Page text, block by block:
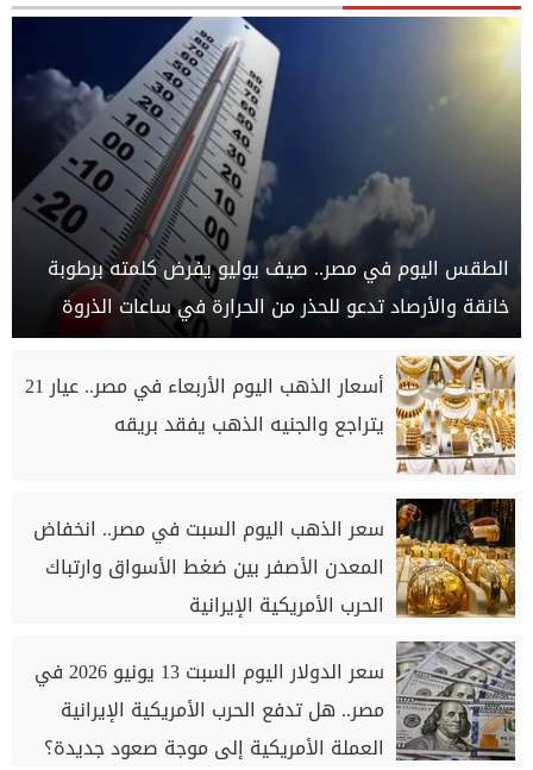
الطقس اليوم في مصر.. صيف يوليو يفرض كلمته برطوبة
خانقة والأرصاد تدعو للحذر من الحرارة في ساعات الذروة
أسعار الذهب اليوم الأربعاء في مصر.. عيار 21
يتراجع والجنيه الذهب يفقد بريقه
سعر الذهب اليوم السبت في مصر.. انخفاض
المعدن الأصفر بين ضغط الأسواق وارتباك
الحرب الأمريكية الإيرانية
سعر الدولار اليوم السبت 13 يونيو 2026 في
مصر.. هل تدفع الحرب الأمريكية الإيرانية
العملة الأمريكية إلى موجة صعود جديدة؟